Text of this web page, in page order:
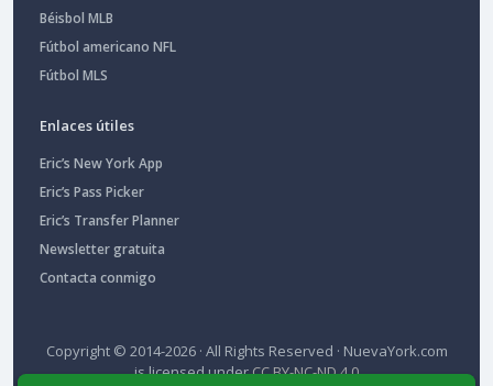
Béisbol MLB
Fútbol americano NFL
Fútbol MLS
Enlaces útiles
Eric’s New York App
Eric’s Pass Picker
Eric’s Transfer Planner
Newsletter gratuita
Contacta conmigo
Copyright © 2014-2026 · All Rights Reserved · NuevaYork.com
is licensed underCC BY-NC-ND 4.0